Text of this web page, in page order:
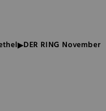
DER RING November